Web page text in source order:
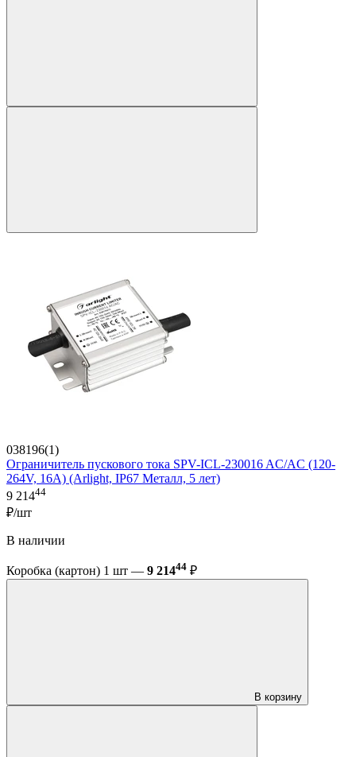
038196(1)
Ограничитель пускового тока SPV-ICL-230016 AC/AC (120-
264V, 16A) (Arlight, IP67 Металл, 5 лет)
9 21444
₽/шт
В наличии
Коробка (картон) 1 шт — 9 21444 ₽
В корзину